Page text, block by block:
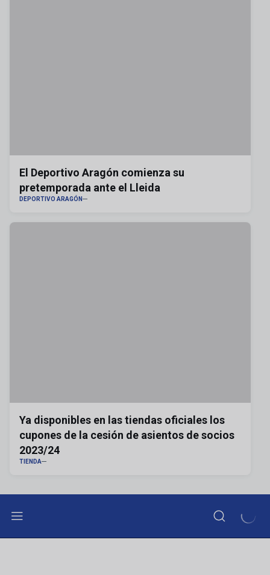
El Deportivo Aragón comienza su
pretemporada ante el Lleida
DEPORTIVO ARAGÓN
Ya disponibles en las tiendas oficiales los
cupones de la cesión de asientos de socios
2023/24
TIENDA